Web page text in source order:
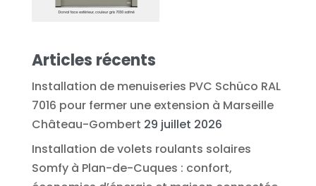
Articles récents
Installation de menuiseries PVC Schüco RAL
7016 pour fermer une extension à Marseille
Château-Gombert 29 juillet 2026
Installation de volets roulants solaires
Somfy à Plan-de-Cuques : confort,